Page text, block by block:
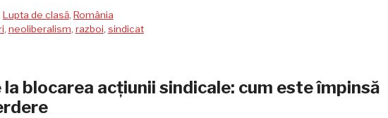
Lupta de clasă, România
, neoliberalism, razboi, sindicat
blocarea acțiunii sindicale: cum este împinsă